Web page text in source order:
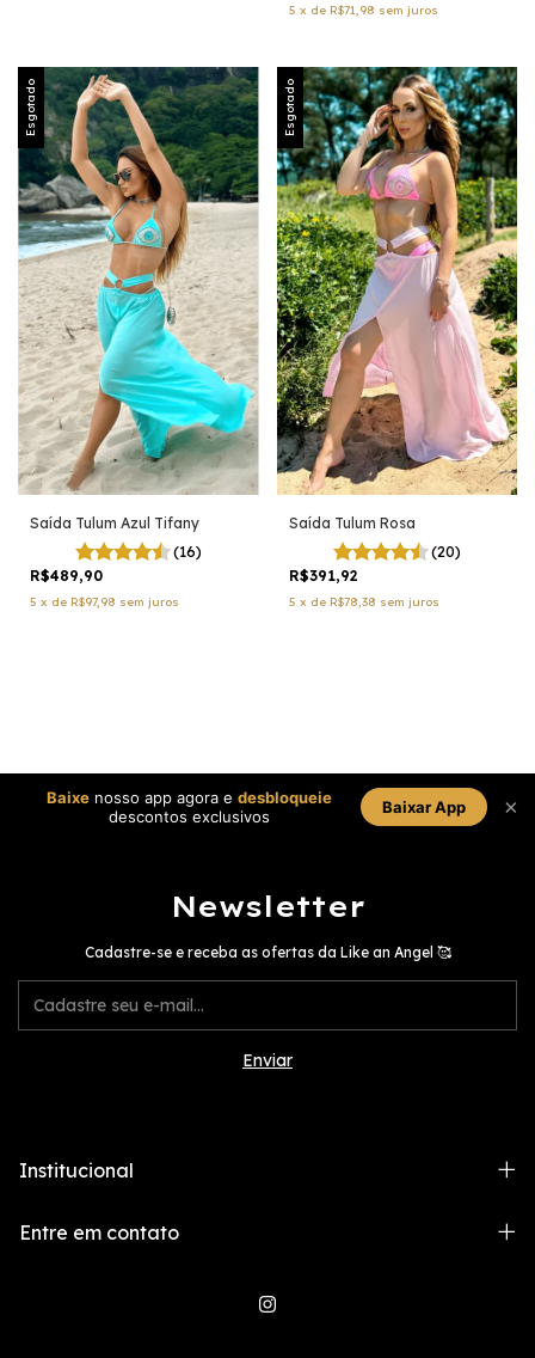
5 x de R$71,98 sem juros
Esgotado
Saída Tulum Azul Tifany
(16)
R$489,90
5 x de R$97,98 sem juros
Esgotado
Saída Tulum Rosa
(20)
R$391,92
5 x de R$78,38 sem juros
Baixenosso app agora e desbloqueie
descontos exclusivos
Baixar App ×
Newsletter
Cadastre-se e receba as ofertas da Like an Angel 🥰
Institucional
Entre em contato